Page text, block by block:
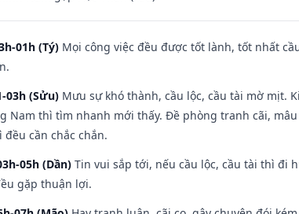
01h (Tý) Mọi công việc đều được tốt lành, tốt nhất
03h (Sửu) Mưu sự khó thành, cầu lộc, cầu tài mờ mịt.
Nam thì tìm nhanh mới thấy. Đề phòng tranh cãi,
cần chắc chắn.
05h (Dần) Tin vui sắp tới, nếu cầu lộc, cầu tài thì đi
gặp thuận lợi.